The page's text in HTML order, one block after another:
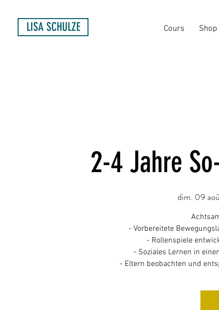
Cours Shop
LISA SCHULZE
2-4 Jahre
dim. 09
- Vorbereitete
- Rollenspiele
- Soziales Lernen in